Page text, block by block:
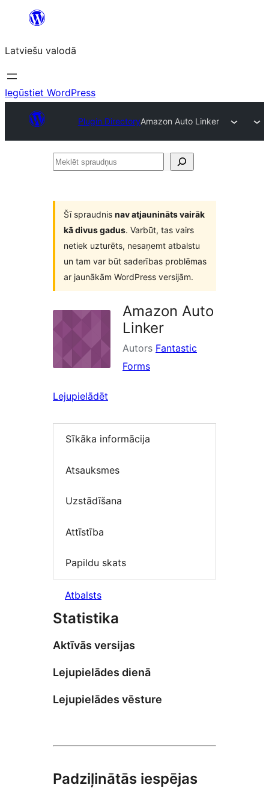
Pāriet
saturu
Latviešu valodā
Iegūstiet WordPress
Plugin DirectoryAmazon Auto Linker
Meklēt
Šī spraudnis nav atjaunināts vairāk
kā divus gadus. Varbūt, tas vairs
netiek uzturēts, nesaņemt atbalstu
un tam var būt saderības problēmas
ar jaunākām WordPress versijām.
Amazon Auto
Linker
Autors Fantastic
Forms
Lejupielādēt
Sīkāka informācija
Atsauksmes
Uzstādīšana
Attīstība
Papildu skats
Atbalsts
Statistika
Aktīvās versijas
Lejupielādes dienā
Lejupielādes vēsture
Padziļinātās iespējas